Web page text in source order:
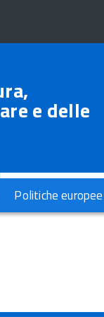
e delle
Politiche europee